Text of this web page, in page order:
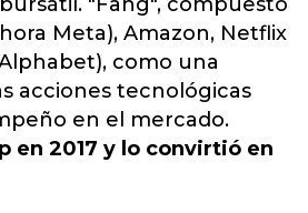
Meta), Amazon, Netflix
como una
acciones tecnológicas
en el mercado.
en 2017 y lo convirtió en